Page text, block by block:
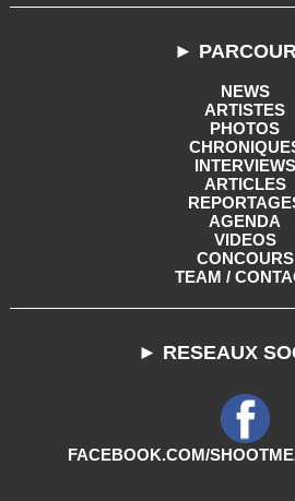
►
NEWS
ARTISTES
PHOTOS
INTERVIEWS
ARTICLES
AGENDA
VIDEOS
CONCOURS
TEAM /
► RESEAUX
FACEBOOK.COM/